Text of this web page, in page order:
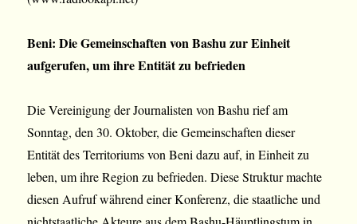
Beni: Die Gemeinschaften von Bashu zur Einheit
aufgerufen, um ihre Entität zu befrieden
Die Vereinigung der Journalisten von Bashu rief am
Sonntag, den 30. Oktober, die Gemeinschaften dieser
Entität des Territoriums von Beni dazu auf, in Einheit zu
leben, um ihre Region zu befrieden. Diese Struktur machte
diesen Aufruf während einer Konferenz, die staatliche und